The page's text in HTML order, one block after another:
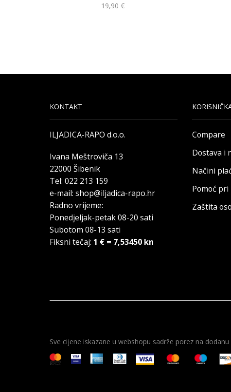
19,90 €
KONTAKT
ILJADICA-RAPO d.o.o.
Ivana Meštroviča 13
22000 Šibenik
Tel: 022 213 159
e-mail: shop@iljadica-rapo.hr
Radno vrijeme:
Ponedjeljak-petak 08-20 sati
Subotom 08-13 sati
Fiksni tečaj: 1 € = 7,53450 kn
Compare
Dostava i
Načini
Pomoć
Zaštita
Sve cijene iskazane u webshopu sadrže porez na